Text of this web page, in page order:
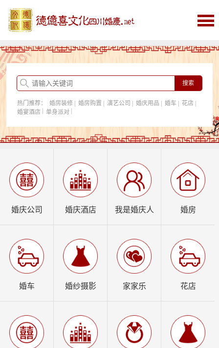
首页
婚庆
婚庆酒店
婚房购置
我是婚庆人
热门推荐： 婚房装修| 婚房购置 演艺公司 婚庆用品 婚车| 花店|
婚宴酒店| 单身派对|
婚庆公司 婚庆酒店 我是婚庆人 婚房
婚车 婚纱摄影 家家乐 花店